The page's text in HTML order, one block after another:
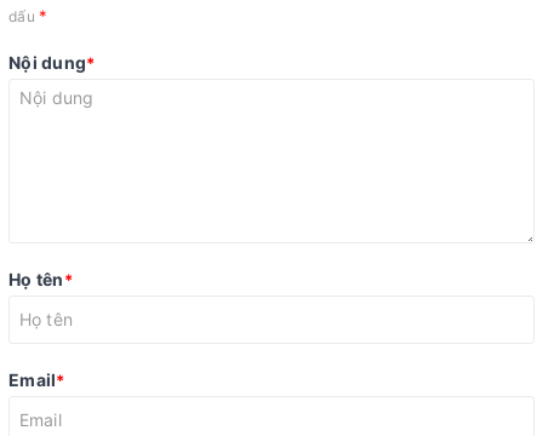
dấu *
Nội dung*
Họ tên*
Email*